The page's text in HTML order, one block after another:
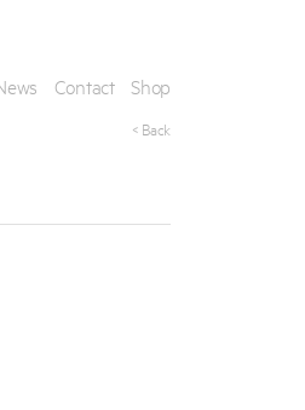
Contact Shop
< Back